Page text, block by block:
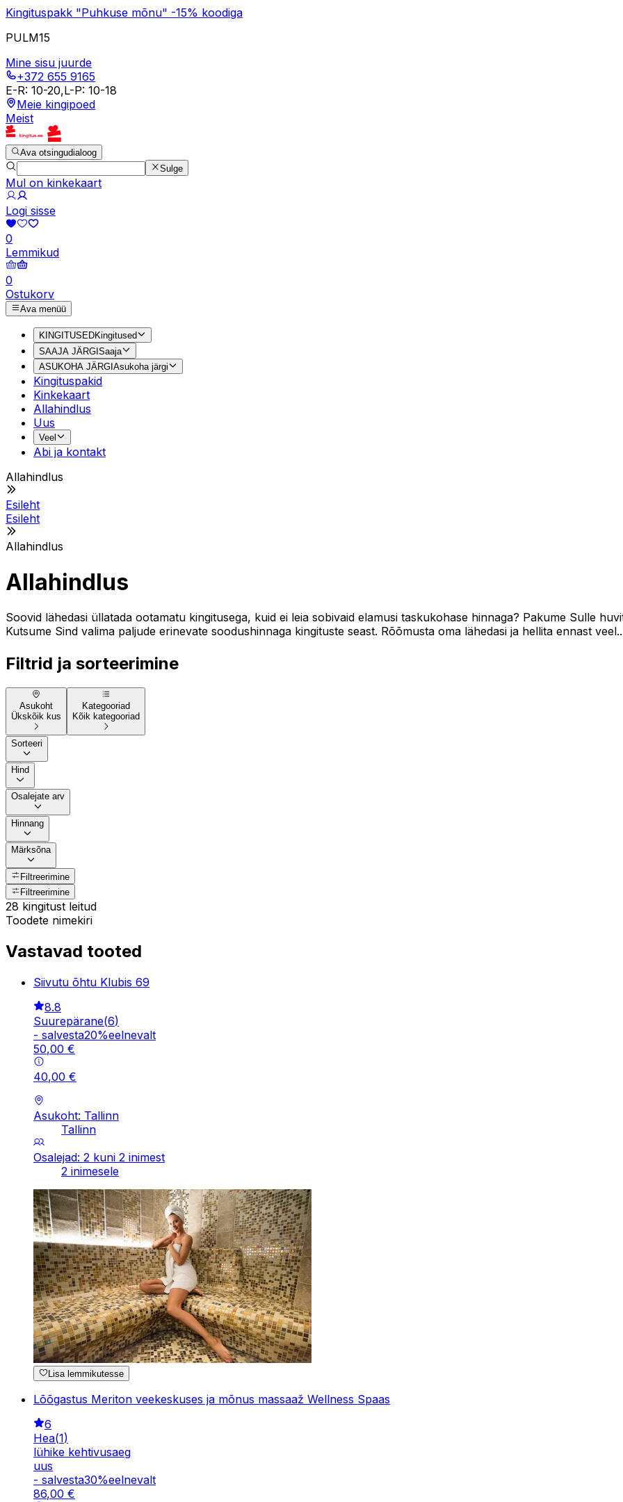
Kingituspakk "Puhkuse mõnu" -15% koodiga
PULM15
Mine sisu juurde
+372 655 9165
E-R: 10-20,L-P: 10-18
Meie kingipoed
Meist
Ava otsingudialoog
Sulge
Mul on kinkekaart
Logi sisse
0
Lemmikud
0
Ostukorv
Ava menüü
KINGITUSEDKingitused
SAAJA JÄRGISaaja
ASUKOHA JÄRGI Asukoha järgi
Kingituspakid
Kinkekaart
Allahindlus
Uus
Veel
Abi ja kontakt
Allahindlus
Esileht
Esileht
Allahindlus
Allahindlus
Soovid lähedasi üllatada ootamatu kingitusega, kuid ei leia sobivaid elamusi taskukohase hinnaga? Pakume Sulle
Kutsume Sind valima paljude erinevate soodushinnaga kingituste seast. Rõõmusta oma lähedasi ja hellita ennast
Filtrid ja sorteerimine
Asukoht
Ükskõik kus
Kategooriad
Kõik kategooriad
Sorteeri
Hind
Osalejate arv
Hinnang
Märksõna
Filtreerimine
Filtreerimine
28 kingitust leitud
Toodete nimekiri
Vastavad tooted
Siivutu õhtu Klubis 69
8.8
Suurepärane(6)
- salvesta20%eelnevalt
50,00 €
40,00 €
Asukoht: Tallinn
Tallinn
Osalejad: 2 kuni 2 inimest
2 inimesele
Lisa lemmikutesse
Lõõgastus Meriton veekeskuses ja mõnus massaaž Wellness Spaas
6
Hea(1)
lühike kehtivusaeg
uus
- salvesta30%eelnevalt
86,00 €